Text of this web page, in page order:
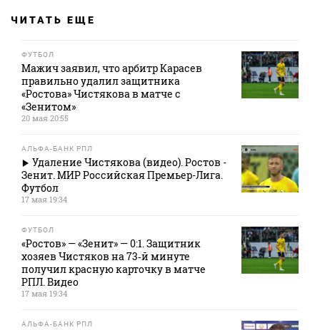
ЧИТАТЬ ЕЩЕ
ФУТБОЛ
Мажич заявил, что арбитр Карасев
правильно удалил защитника
«Ростова» Чистякова в матче с
«Зенитом»
20 мая 20:55
АЛЬФА-БАНК РПЛ
Удаление Чистякова (видео). Ростов -
Зенит. МИР Российская Премьер-Лига.
Футбол
17 мая 19:34
ФУТБОЛ
«Ростов» — «Зенит» — 0:1. Защитник
хозяев Чистяков на 73‑й минуте
получил красную карточку в матче
РПЛ. Видео
17 мая 19:34
АЛЬФА-БАНК РПЛ